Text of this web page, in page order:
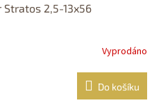
2,5-13x56
Vyprodáno
Do košíku